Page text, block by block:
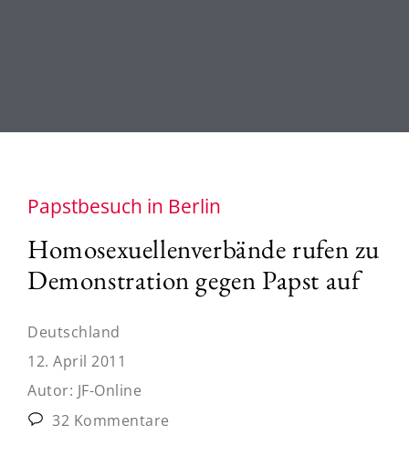
Papstbesuch in Berlin
Homosexuellenverbände rufen zu
Demonstration gegen Papst auf
Deutschland
12. April 2011
Autor: JF-Online
32 Kommentare